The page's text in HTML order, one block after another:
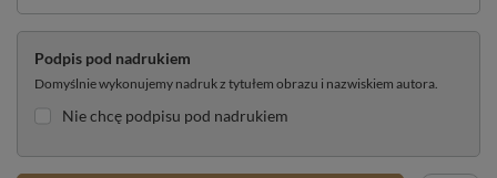
Podpis pod nadrukiem
Domyślnie wykonujemy nadruk z tytułem obrazu i nazwiskiem autora.
Nie chcę podpisu pod nadrukiem